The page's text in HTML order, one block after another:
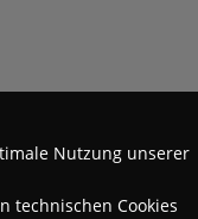
Nutzung unserer
technischen Cookies